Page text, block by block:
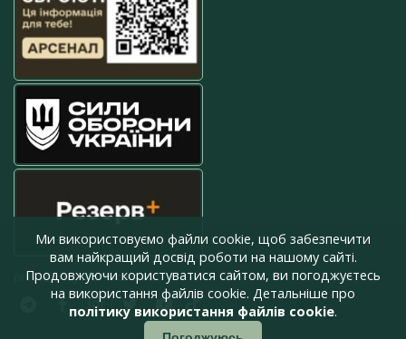
press@armyinform.com.ua
Ми використовуємо файли cookie, щоб забезпечити
вам найкращий досвід роботи на нашому сайті.
Продовжуючи користуватися сайтом, ви погоджуєтесь
на використання файлів cookie. Детальніше про
політику використання файлів cookie.